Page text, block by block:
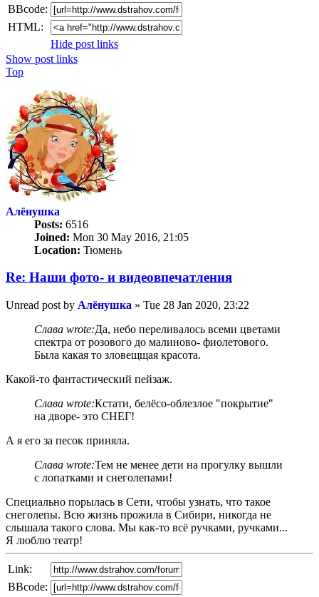
BBcode:
HTML:
Hide post links
Show post links
Top
Алёнушка
Posts: 6516
Joined: Mon 30 May 2016, 21:05
Location: Тюмень
Re: Наши фото- и видеовпечатления
Unread post by Алёнушка » Tue 28 Jan 2020, 23:22
Слава wrote:Да, небо переливалось всеми цветами
спектра от розового до малиново- фиолетового.
Была какая то зловещщая красота.
Какой-то фантастический пейзаж.
Слава wrote:Кстати, белёсо-облезлое "покрытие"
на дворе- это СНЕГ!
А я его за песок приняла.
Слава wrote:Тем не менее дети на прогулку вышли
с лопатками и снеголепами!
Специально порылась в Сети, чтобы узнать, что такое
снеголепы. Всю жизнь прожила в Сибири, никогда не
слышала такого слова. Мы как-то всё ручками, ручками...
Я люблю театр!
Link:
BBcode: